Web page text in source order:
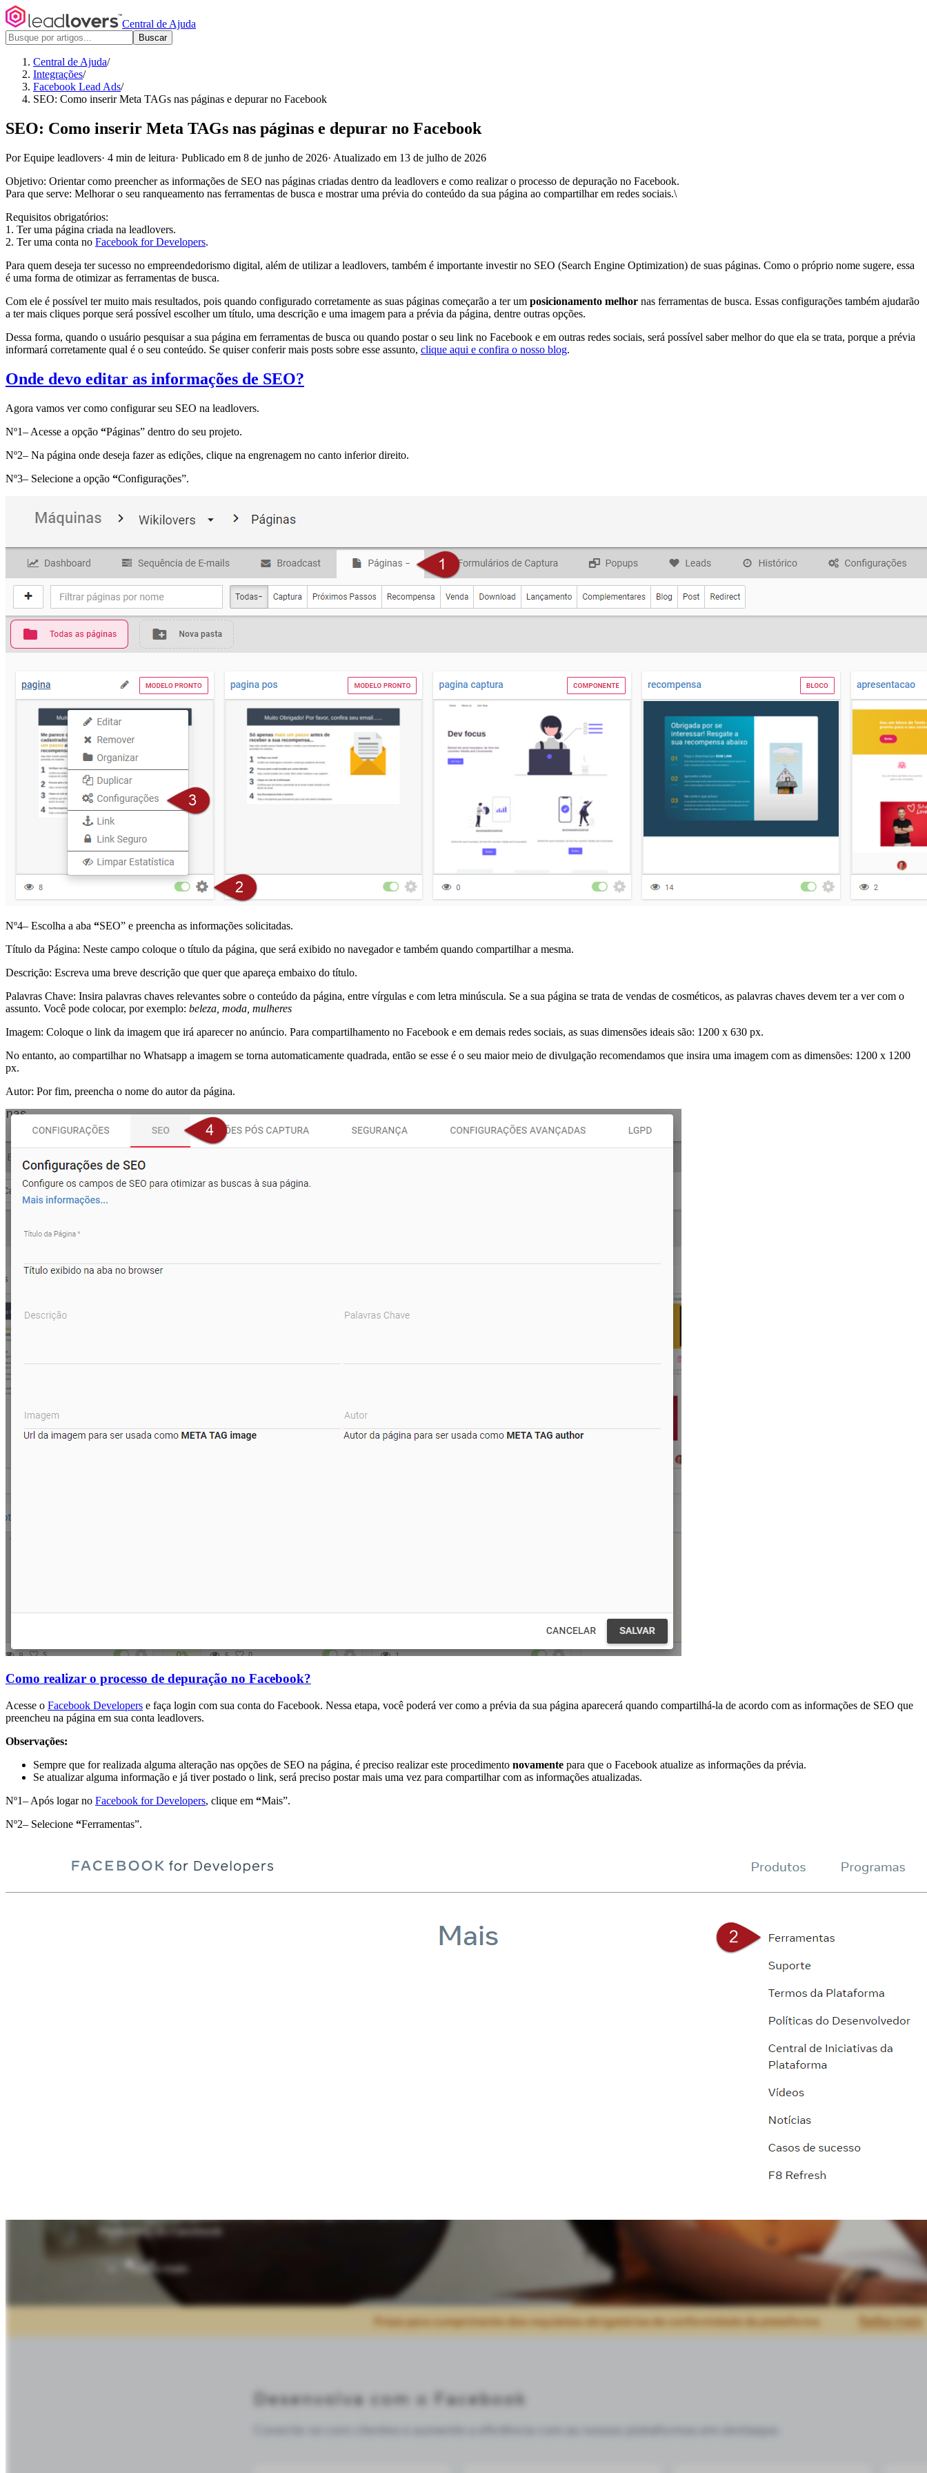
Central de Ajuda
Buscar
Central de Ajuda/
Integrações/
Facebook Lead Ads/
SEO: Como inserir Meta TAGs nas páginas e depurar no Facebook
SEO: Como inserir Meta TAGs nas páginas e depurar no Facebook
Por Equipe leadlovers· 4 min de leitura· Publicado em 8 de junho de 2026· Atualizado em 13 de julho de 2026
Objetivo: Orientar como preencher as informações de SEO nas páginas criadas dentro da leadlovers e como realizar o processo de depuração no Facebook.
Para que serve: Melhorar o seu ranqueamento nas ferramentas de busca e mostrar uma prévia do conteúdo da sua página ao compartilhar em redes sociais.\
Requisitos obrigatórios:
1. Ter uma página criada na leadlovers.
2. Ter uma conta no Facebook for Developers.
Para quem deseja ter sucesso no empreendedorismo digital, além de utilizar a leadlovers, também é importante investir no SEO (Search Engine Optimization) de suas páginas. Como o próprio nome sugere, essa
é uma forma de otimizar as ferramentas de busca.
Com ele é possível ter muito mais resultados, pois quando configurado corretamente as suas páginas começarão a ter um posicionamento melhor nas ferramentas de busca. Essas configurações também ajudarão
a ter mais cliques porque será possível escolher um título, uma descrição e uma imagem para a prévia da página, dentre outras opções.
Dessa forma, quando o usuário pesquisar a sua página em ferramentas de busca ou quando postar o seu link no Facebook e em outras redes sociais, será possível saber melhor do que ela se trata, porque a prévia
informará corretamente qual é o seu conteúdo. Se quiser conferir mais posts sobre esse assunto, clique aqui e confira o nosso blog.
Onde devo editar as informações de SEO?
Agora vamos ver como configurar seu SEO na leadlovers.
Nº1– Acesse a opção “Páginas” dentro do seu projeto.
Nº2– Na página onde deseja fazer as edições, clique na engrenagem no canto inferior direito.
Nº3– Selecione a opção “Configurações”.
Nº4– Escolha a aba “SEO” e preencha as informações solicitadas.
Título da Página: Neste campo coloque o título da página, que será exibido no navegador e também quando compartilhar a mesma.
Descrição: Escreva uma breve descrição que quer que apareça embaixo do título.
Palavras Chave: Insira palavras chaves relevantes sobre o conteúdo da página, entre vírgulas e com letra minúscula. Se a sua página se trata de vendas de cosméticos, as palavras chaves devem ter a ver com o
assunto. Você pode colocar, por exemplo: beleza, moda, mulheres
Imagem: Coloque o link da imagem que irá aparecer no anúncio. Para compartilhamento no Facebook e em demais redes sociais, as suas dimensões ideais são: 1200 x 630 px.
No entanto, ao compartilhar no Whatsapp a imagem se torna automaticamente quadrada, então se esse é o seu maior meio de divulgação recomendamos que insira uma imagem com as dimensões: 1200 x 1200
px.
Autor: Por fim, preencha o nome do autor da página.
Como realizar o processo de depuração no Facebook?
Acesse o Facebook Developers e faça login com sua conta do Facebook. Nessa etapa, você poderá ver como a prévia da sua página aparecerá quando compartilhá-la de acordo com as informações de SEO que
preencheu na página em sua conta leadlovers.
Observações:
Sempre que for realizada alguma alteração nas opções de SEO na página, é preciso realizar este procedimento novamente para que o Facebook atualize as informações da prévia.
Se atualizar alguma informação e já tiver postado o link, será preciso postar mais uma vez para compartilhar com as informações atualizadas.
Nº1– Após logar no Facebook for Developers, clique em “Mais”.
Nº2– Selecione “Ferramentas”.